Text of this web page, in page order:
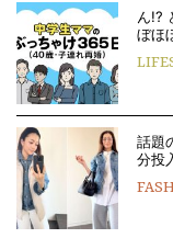
ん!?
ぼほ
話題
分投